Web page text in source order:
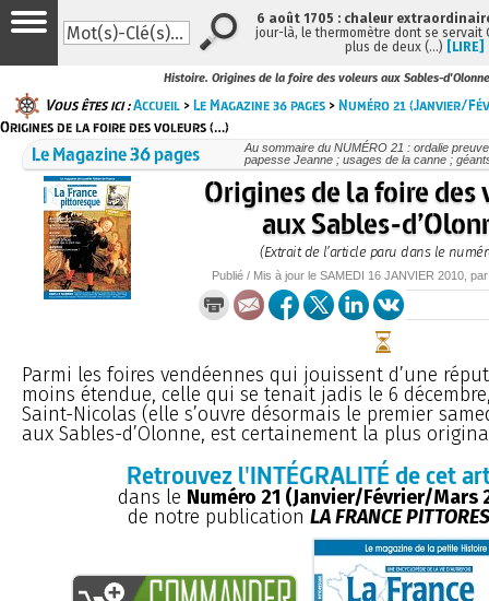
Histoire. Origines de la foire des voleurs aux Sables-d'Olonne
Vous êtes ici :Accueil >Le Magazine 36 pages >Numéro 21 (Janvier/
Origines de la foire des voleurs (…)
Le Magazine 36 pages
Au sommaire du NUMÉRO 21 : ordalie
papesse Jeanne ; usages de la canne ;
Origines de la foire des
aux Sables-
(Extrait de l’article paru dans le
Publié / Mis à jour le SAMEDI 16 JANVIER 2010 ,
Parmi les foires vendéennes qui jouissent d’une
moins étendue, celle qui se tenait jadis le 6
Saint-Nicolas (elle s’ouvre désormais le premier
aux Sables-d’Olonne, est certainement la plus
Retrouvez l'INTÉGRALITÉ de cet
dans le Numéro 21 (Janvier/Février/Mars
de notre publication LA FRANCE
6 août 1705 : chaleur
jour-là, le thermomètre dont se servait
plus de deux (…) [LIRE]